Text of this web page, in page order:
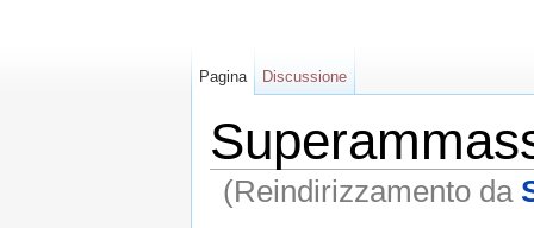
(Reindirizzamento da
Pagina Discussione